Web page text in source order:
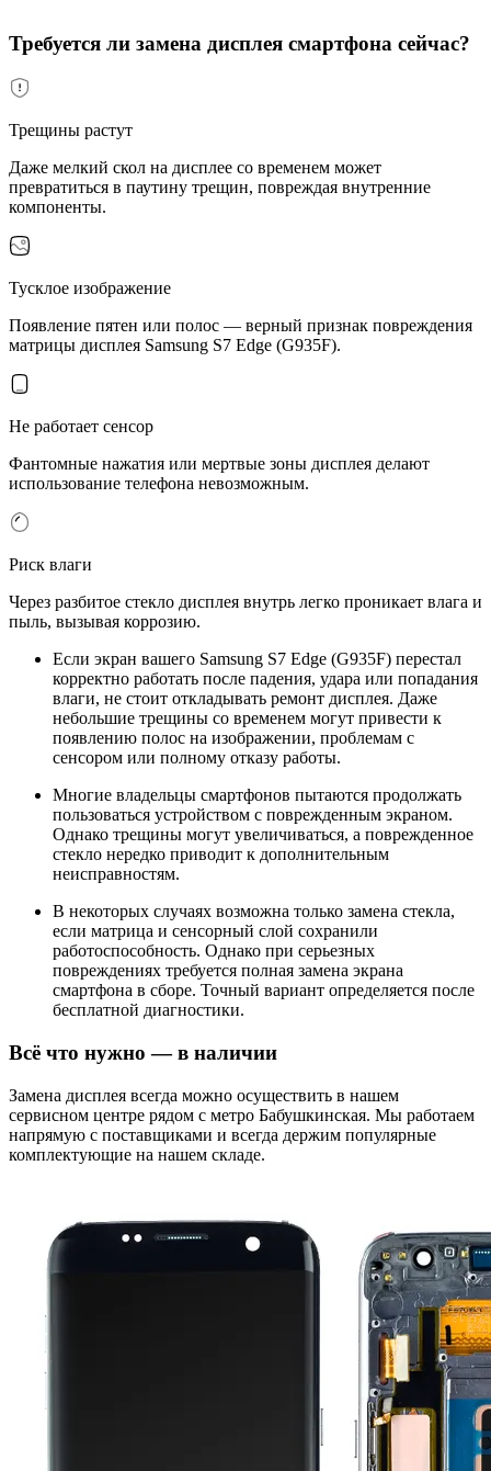
Требуется ли замена дисплея смартфона сейчас?
Трещины растут
Даже мелкий скол на дисплее со временем может
превратиться в паутину трещин, повреждая внутренние
компоненты.
Тусклое изображение
Появление пятен или полос — верный признак повреждения
матрицы дисплея Samsung S7 Edge (G935F).
Не работает сенсор
Фантомные нажатия или мертвые зоны дисплея делают
использование телефона невозможным.
Риск влаги
Через разбитое стекло дисплея внутрь легко проникает влага и
пыль, вызывая коррозию.
Если экран вашего Samsung S7 Edge (G935F) перестал
корректно работать после падения, удара или попадания
влаги, не стоит откладывать ремонт дисплея. Даже
небольшие трещины со временем могут привести к
появлению полос на изображении, проблемам с
сенсором или полному отказу работы.
Многие владельцы смартфонов пытаются продолжать
пользоваться устройством с поврежденным экраном.
Однако трещины могут увеличиваться, а поврежденное
стекло нередко приводит к дополнительным
неисправностям.
В некоторых случаях возможна только замена стекла,
если матрица и сенсорный слой сохранили
работоспособность. Однако при серьезных
повреждениях требуется полная замена экрана
смартфона в сборе. Точный вариант определяется после
бесплатной диагностики.
Всё что нужно — в наличии
Замена дисплея всегда можно осуществить в нашем
сервисном центре рядом с метро Бабушкинская. Мы работаем
напрямую с поставщиками и всегда держим популярные
комплектующие на нашем складе.